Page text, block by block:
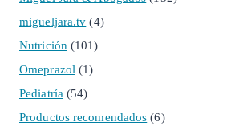
migueljara.tv (4)
Nutrición(101)
Omeprazol(1)
Pediatría(54)
Productos recomendados (6)